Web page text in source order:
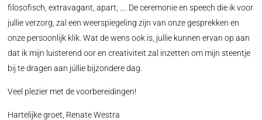
filosofisch, extravagant, apart, …. De ceremonie en speech die ik voor
jullie verzorg, zal een weerspiegeling zijn van onze gesprekken en
onze persoonlijk klik. Wat de wens ook is, jullie kunnen ervan op aan
dat ik mijn luisterend oor en creativiteit zal inzetten om mijn steentje
bij te dragen aan júllie bijzondere dag.
Veel plezier met de voorbereidingen!
Hartelijke groet, Renate Westra